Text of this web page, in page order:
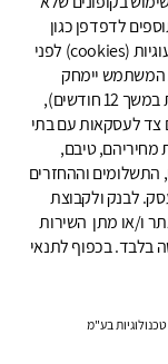
לדפדפן כגון
חוסם פרסומות עלולים למנוע החזר מומלץ למחוק עוגיות (cookies) לפני
המשתמש יימחק
במידה ויהפוך למשתמש לא פעיל (אי שימוש בשירות במשך 12 חודשים),
צד לעסקאות עם בתי
מחיריהם, טיבם,
וההחזרים
לבנק ולקבוצת
ו/או מתן השירות
בלבד. בכפוף לתנאי